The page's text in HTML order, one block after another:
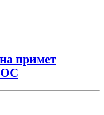
примет